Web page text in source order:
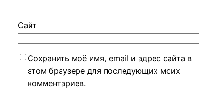
Сайт
Сохранить моё имя, email и адрес сайта в
этом браузере для последующих моих
комментариев.